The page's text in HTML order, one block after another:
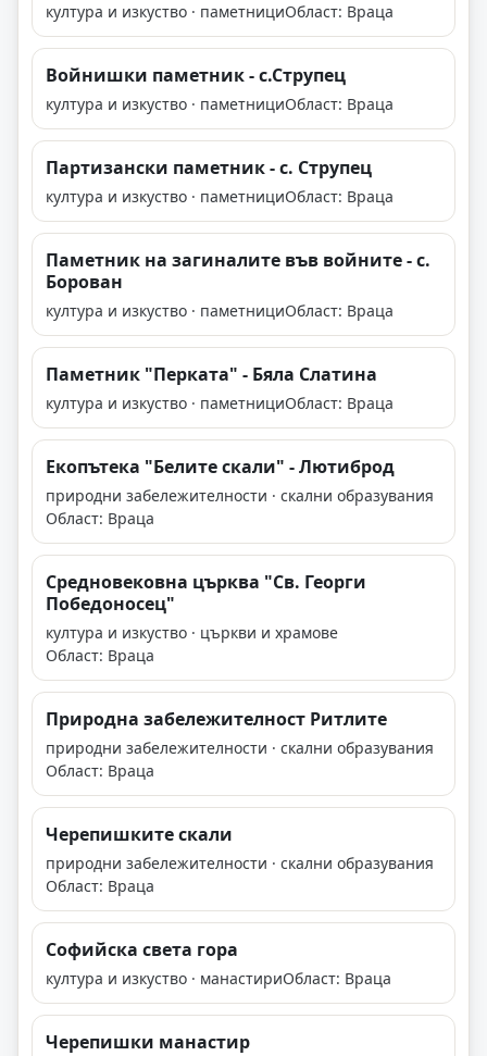
култура и изкуство · паметнициОбласт: Враца
Войнишки паметник - с.Струпец
култура и изкуство · паметнициОбласт: Враца
Партизански паметник - с. Струпец
култура и изкуство · паметнициОбласт: Враца
Паметник на загиналите във войните - с.
Борован
култура и изкуство · паметнициОбласт: Враца
Паметник "Перката" - Бяла Слатина
култура и изкуство · паметнициОбласт: Враца
Екопътека "Белите скали" - Лютиброд
природни забележителности · скални образувания
Област: Враца
Средновековна църква "Св. Георги
Победоносец"
култура и изкуство · църкви и храмове
Област: Враца
Природна забележителност Ритлите
природни забележителности · скални образувания
Област: Враца
Черепишките скали
природни забележителности · скални образувания
Област: Враца
Софийска света гора
култура и изкуство · манастириОбласт: Враца
Черепишки манастир